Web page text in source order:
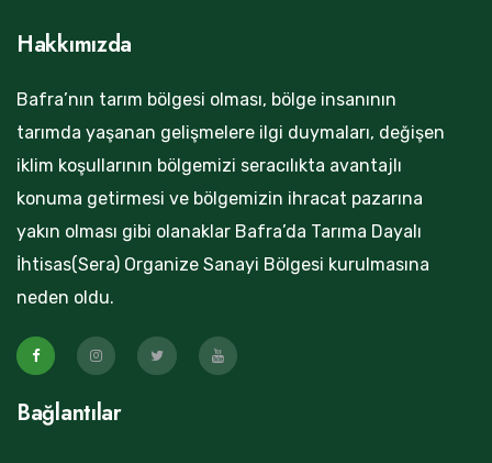
Hakkımızda
Bafra’nın tarım bölgesi olması, bölge insanının
tarımda yaşanan gelişmelere ilgi duymaları, değişen
iklim koşullarının bölgemizi seracılıkta avantajlı
konuma getirmesi ve bölgemizin ihracat pazarına
yakın olması gibi olanaklar Bafra’da Tarıma Dayalı
İhtisas(Sera) Organize Sanayi Bölgesi kurulmasına
neden oldu.
Bağlantılar